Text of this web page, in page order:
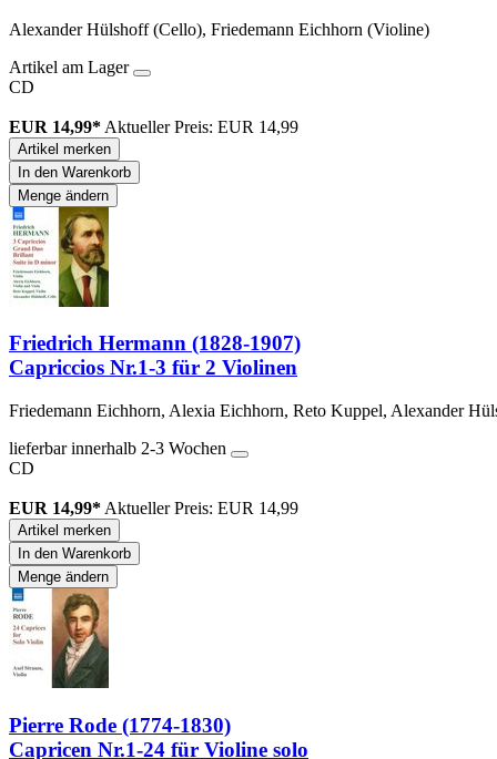
Alexander Hülshoff (Cello), Friedemann Eichhorn (Violine)
Artikel am Lager
CD
EUR 14,99* Aktueller Preis: EUR 14,99
Artikel merken
In den Warenkorb
Menge ändern
Friedrich Hermann (1828-1907)
Capriccios Nr.1-3 für 2 Violinen
Friedemann Eichhorn, Alexia Eichhorn, Reto Kuppel, Alexander
lieferbar innerhalb 2-3 Wochen
CD
EUR 14,99* Aktueller Preis: EUR 14,99
Artikel merken
In den Warenkorb
Menge ändern
Pierre Rode (1774-1830)
Capricen Nr.1-24 für Violine solo